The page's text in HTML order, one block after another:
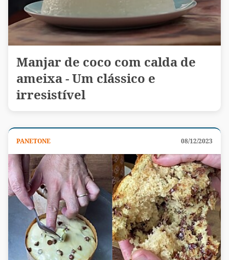
Manjar de coco com calda de
ameixa - Um clássico e
irresistível
PANETONE 08/12/2023